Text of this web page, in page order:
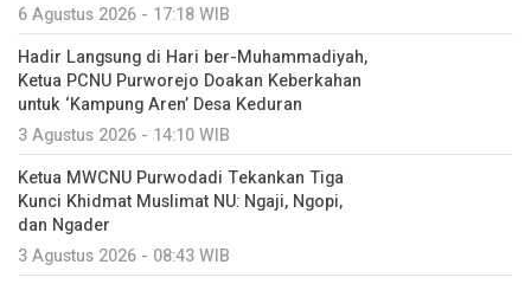
6 Agustus 2026 - 17:18 WIB
Hadir Langsung di Hari ber-Muhammadiyah,
Ketua PCNU Purworejo Doakan Keberkahan
untuk ‘Kampung Aren’ Desa Keduran
3 Agustus 2026 - 14:10 WIB
Ketua MWCNU Purwodadi Tekankan Tiga
Kunci Khidmat Muslimat NU: Ngaji, Ngopi,
dan Ngader
3 Agustus 2026 - 08:43 WIB